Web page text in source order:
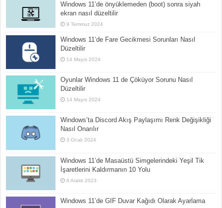
Windows 11’de önyüklemeden (boot) sonra siyah
ekran nasıl düzeltilir
9 Temmuz 2024
Windows 11’de Fare Gecikmesi Sorunları Nasıl
Düzeltilir
14 Mayıs 2024
Oyunlar Windows 11 de Çöküyor Sorunu Nasıl
Düzeltilir
14 Mayıs 2024
Windows’ta Discord Akış Paylaşımı Renk Değişikliği
Nasıl Onarılır
3 Ocak 2024
Windows 11’de Masaüstü Simgelerindeki Yeşil Tik
İşaretlerini Kaldırmanın 10 Yolu
6 Aralık 2023
Windows 11’de GIF Duvar Kağıdı Olarak Ayarlama